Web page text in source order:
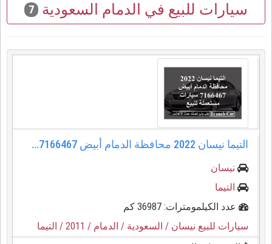
سيارات للبيع في الدمام السعودية 7
التيما نيسان 2022 محافظة الدمام أبيض 7166467...
نيسان
التيما
عدد الكيلمومترات: 36987 كم
سيارات للبيع نيسان / السعودية / الدمام / 2011
/ التيما